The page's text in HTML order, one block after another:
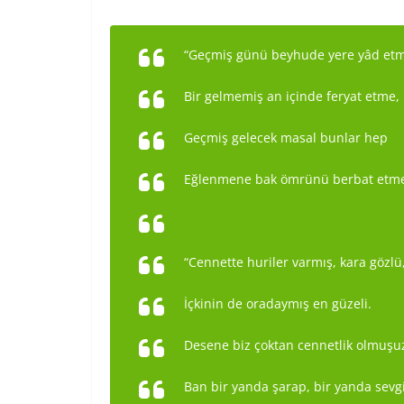
“Geçmiş günü beyhude yere yâd
Bir gelmemiş an içinde feryat etme,
Geçmiş gelecek masal bunlar hep
Eğlenmene bak ömrünü berbat
“Cennette huriler varmış, kara gözlü,
İçkinin de oradaymış en güzeli.
Desene biz çoktan cennetlik
Ban bir yanda şarap, bir yanda